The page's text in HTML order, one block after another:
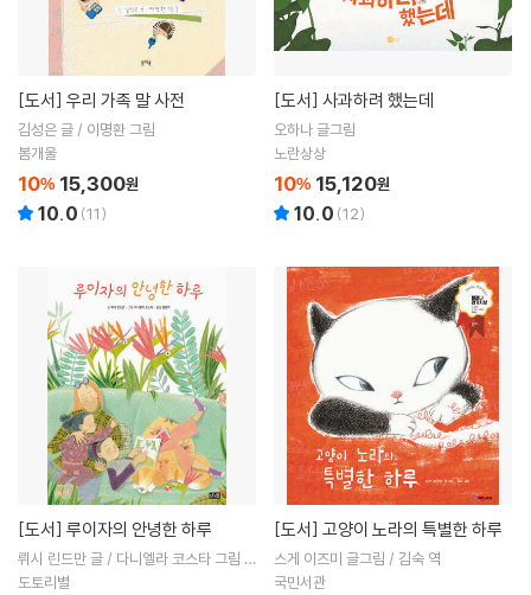
[도서] 우리 가족 말 사전
김성은 글 / 이명환 그림
봄개울
10% 15,300원
10.0 (11)
[도서] 사과하려 했는데
오하나 글그림
노란상상
10% 15,120원
10.0 (12)
[도서] 루이자의 안녕한 하루
뤼시 린드만 글 / 다니엘라 코스타 그림 /
장한라 역
도토리별
[도서] 고양이 노라의 특별한 하루
스게 이즈미 글그림 / 김숙 역
국민서관